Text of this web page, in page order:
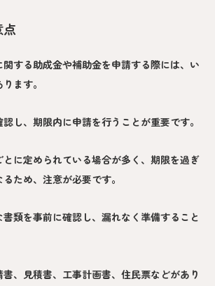
する助成金や補助金を申請する際には、い
ます。
し、期限内に申請を行うことが重要です。
に定められている場合が多く、期限を過ぎ
ため、注意が必要です。
類を事前に確認し、漏れなく準備すること
、見積書、工事計画書、住民票などがあり